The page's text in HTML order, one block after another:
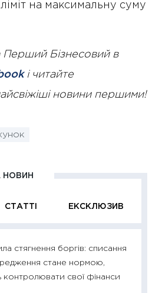
на максимальну суму
Перший Бізнесовий в
і читайте
новини першими!
СТАТТІ ЕКСКЛЮЗИВ
НОВИН
стягнення боргів: списання
стане нормою,
контролювати свої фінанси